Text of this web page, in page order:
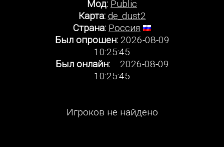
Мод: Public
Карта: de_dust2
Страна: Россия
Был опрошен:2026-08-09
10:25:45
Был онлайн:2026-08-09
10:25:45
Игроков не найдено